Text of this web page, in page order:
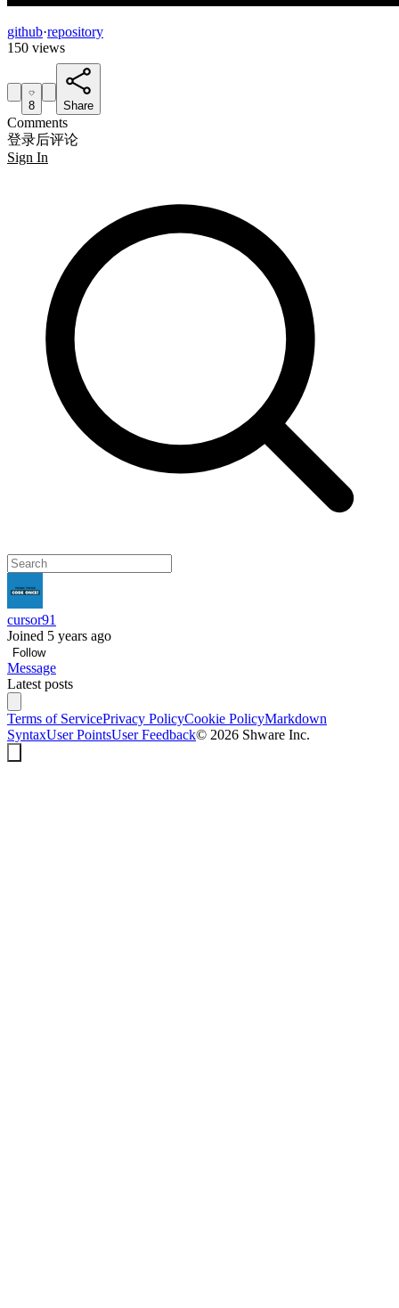
github·repository
150 views
8 Share
Comments
登录后评论
Sign In
cursor91
Joined 5 years ago
Follow
Message
Latest posts
Terms of ServicePrivacy PolicyCookie PolicyMarkdown
SyntaxUser PointsUser Feedback© 2026 Shware Inc.